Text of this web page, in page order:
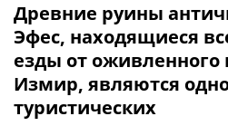
Древние руины
Эфес, находящиеся
езды от оживленного
Измир, являются
туристических